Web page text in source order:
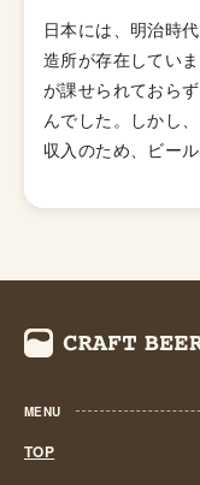
日本には、明治時
造所が存在してい
が課せられておら
んでした。しかし
収入のため、ビー
を消していきまし
の年間2,000キロリ
られたことで転機
が誕生する流れが
第1号は新潟県のエ
MENU
TOP